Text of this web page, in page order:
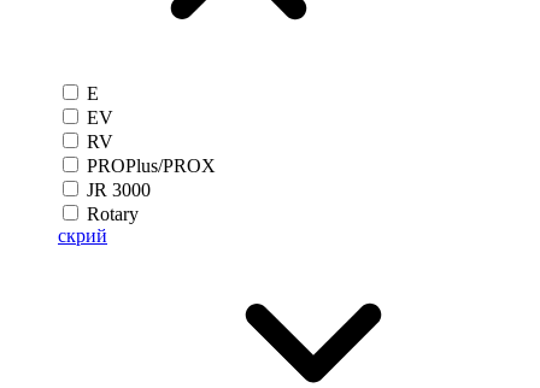
E
EV
RV
PROPlus/PROX
JR 3000
Rotary
скрий